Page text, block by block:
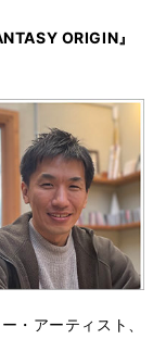
ORIGIN』
・アーティスト、